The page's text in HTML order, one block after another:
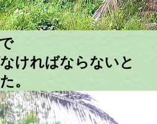
ければならないと
。